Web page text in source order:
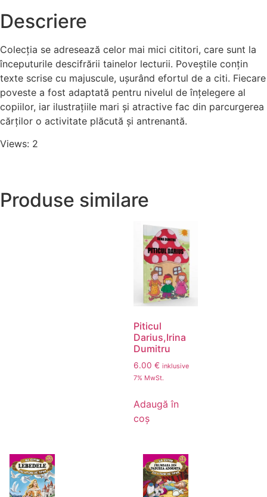
Descriere
Colecția se adresează celor mai mici cititori, care sunt la
începuturile descifrării tainelor lecturii. Poveștile conțin
texte scrise cu majuscule, ușurând efortul de a citi. Fiecare
poveste a fost adaptată pentru nivelul de înțelegere al
copiilor, iar ilustrațiile mari și atractive fac din parcurgerea
cărților o activitate plăcută și antrenantă.
Views: 2
Produse similare
Piticul
Darius,Irina
Dumitru
6.00 € inklusive
7% MwSt.
Adaugă în
coș